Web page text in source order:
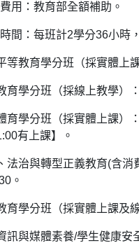
用：教育部全額補助。
間：每班計2學分36小時
等教育學分班（採實體上
育學分班（採線上教學）
育學分班（採實體上課）
有上課】。
法治與轉型正義教育(含
。
育學分班（採實體上課及
訊與媒體素養/學生健康